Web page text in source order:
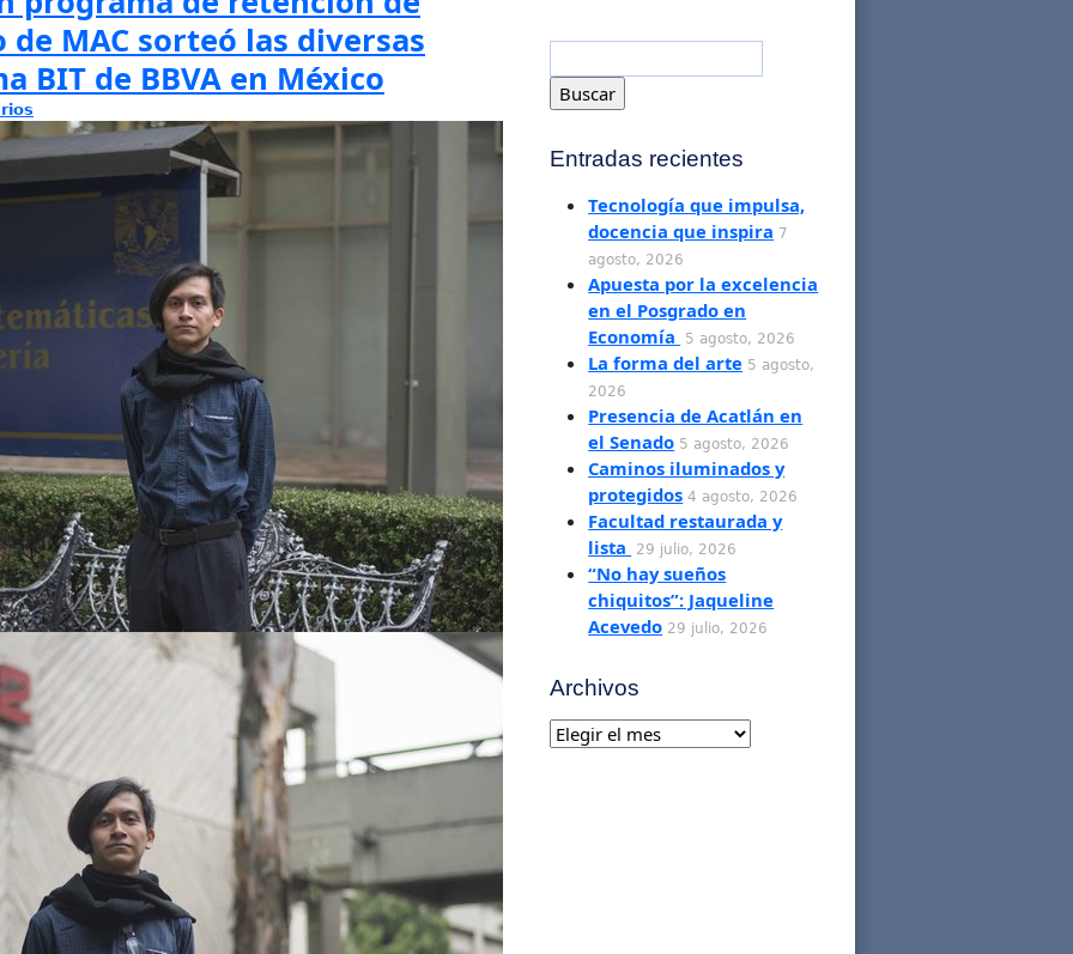
de MAC sorteó las diversas
BIT de BBVA en México
Entradas recientes
Tecnología que impulsa,
docencia que inspira 7
agosto, 2026
Apuesta por la excelencia
en el Posgrado en
Economía
5 agosto, 2026
La forma del arte 5 agosto,
2026
Presencia de Acatlán en
el Senado 5 agosto, 2026
Caminos iluminados y
protegidos 4 agosto, 2026
Facultad restaurada y
lista
29 julio, 2026
“No hay sueños
chiquitos”: Jaqueline
Acevedo 29 julio, 2026
Archivos
Archivos